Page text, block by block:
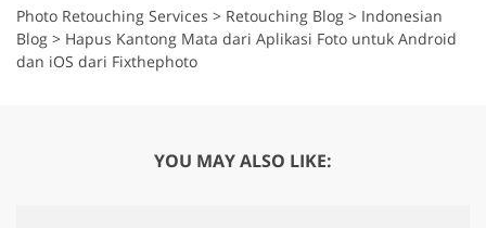
Photo Retouching Services > Retouching Blog > Indonesian
Blog > Hapus Kantong Mata dari Aplikasi Foto untuk Android
dan iOS dari Fixthephoto
YOU MAY ALSO LIKE: